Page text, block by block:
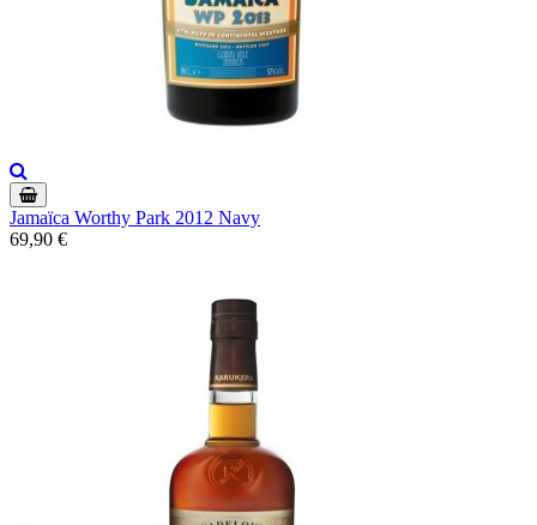
Jamaïca Worthy Park 2012 Navy
69,90 €